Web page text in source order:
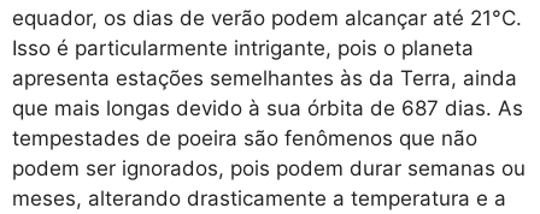
equador, os dias de verão podem alcançar até 21°C.
Isso é particularmente intrigante, pois o planeta
apresenta estações semelhantes às da Terra, ainda
que mais longas devido à sua órbita de 687 dias. As
tempestades de poeira são fenômenos que não
podem ser ignorados, pois podem durar semanas ou
meses, alterando drasticamente a temperatura e a